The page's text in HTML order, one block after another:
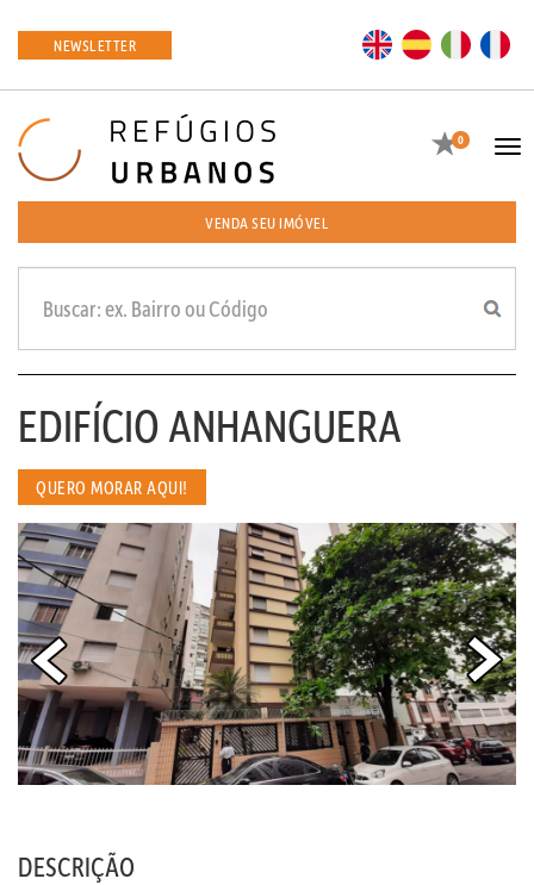
NEWSLETTER EN ES
Favoritos
0
VENDA SEU IMÓVEL
EDIFÍCIO ANHANGUERA
QUERO MORAR AQUI!
DESCRIÇÃO